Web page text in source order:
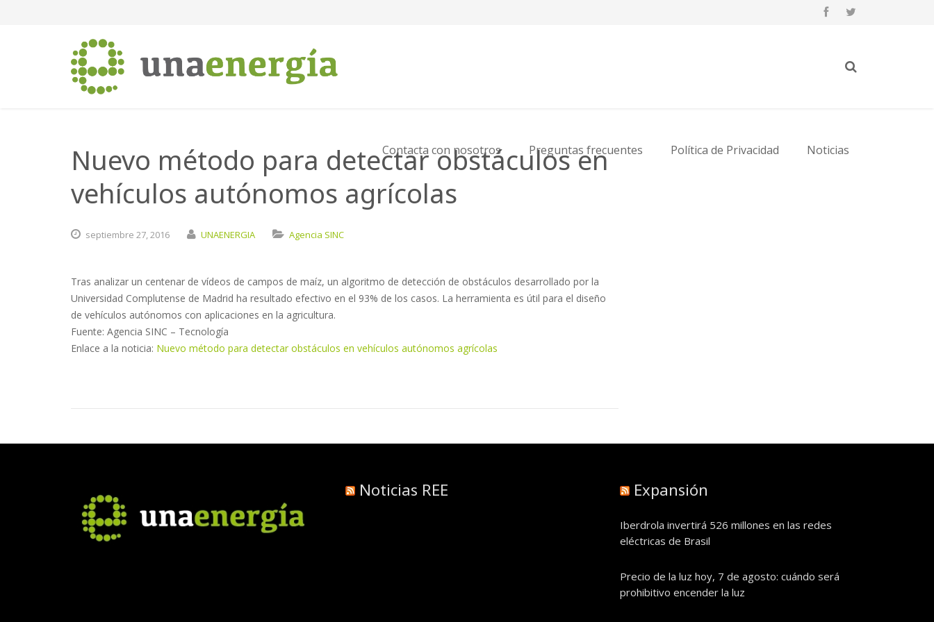
Contacta con nosotros Preguntas frecuentes Política de Privacidad Noticias
Nuevo método para detectar obstáculos en
vehículos autónomos agrícolas
septiembre 27,2016 UNAENERGIA Agencia SINC
Tras analizar un centenar de vídeos de campos de maíz, un algoritmo de detección de obstáculos desarrollado por la
Universidad Complutense de Madrid ha resultado efectivo en el 93% de los casos. La herramienta es útil para el diseño
de vehículos autónomos con aplicaciones en la agricultura.
Fuente: Agencia SINC – Tecnología
Enlace a la noticia: Nuevo método para detectar obstáculos en vehículos autónomos agrícolas
Noticias REE Expansión
Iberdrola invertirá 526 millones en las redes
eléctricas de Brasil
Precio de la luz hoy, 7 de agosto: cuándo será
prohibitivo encender la luz